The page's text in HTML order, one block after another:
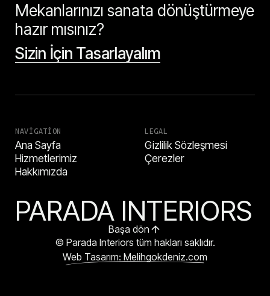
Mekanlarınızı sanata dönüştürmeye
hazır mısınız?
Sizin İçin Tasarlayalım
NAVIGATION
Ana Sayfa
Hizmetlerimiz
Hakkımızda
LEGAL
Gizlilik Sözleşmesi
Çerezler
PARADA INTERIORS
Başa dön
© Parada Interiors tüm hakları saklıdır.
Web Tasarım: Melihgokdeniz.com